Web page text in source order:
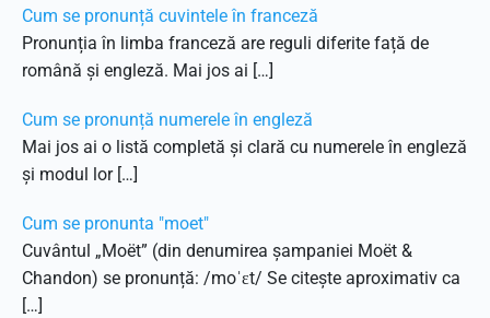
Cum se pronunță cuvintele în franceză
Pronunția în limba franceză are reguli diferite față de
română și engleză. Mai jos ai […]
Cum se pronunță numerele în engleză
Mai jos ai o listă completă și clară cu numerele în engleză
și modul lor […]
Cum se pronunta "moet"
Cuvântul „Moët” (din denumirea șampaniei Moët &
Chandon) se pronunță: /moˈɛt/ Se citește aproximativ ca
[…]